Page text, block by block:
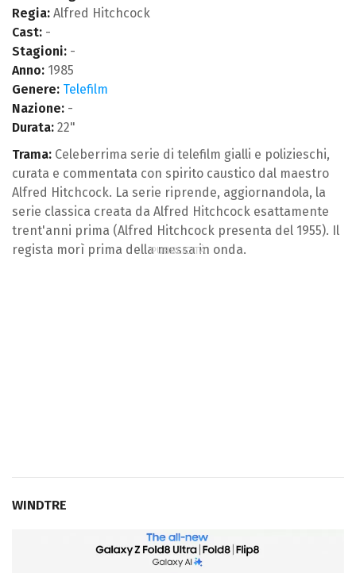
Regia: Alfred Hitchcock
Cast: -
Stagioni: -
Anno: 1985
Genere: Telefilm
Nazione: -
Durata: 22"
Trama: Celeberrima serie di telefilm gialli e polizieschi,
curata e commentata con spirito caustico dal maestro
Alfred Hitchcock. La serie riprende, aggiornandola, la
serie classica creata da Alfred Hitchcock esattamente
trent'anni prima (Alfred Hitchcock presenta del 1955). Il
regista morì prima della messa in onda.
WINDTRE